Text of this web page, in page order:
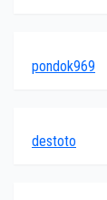
pondok969
destoto